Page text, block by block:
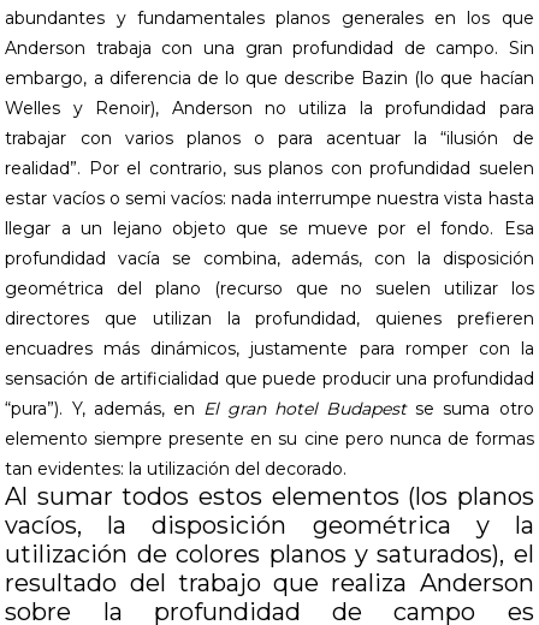
abundantes y fundamentales planos generales en los que
Anderson trabaja con una gran profundidad de campo. Sin
embargo, a diferencia de lo que describe Bazin (lo que hacían
Welles y Renoir), Anderson no utiliza la profundidad para
trabajar con varios planos o para acentuar la “ilusión de
realidad”. Por el contrario, sus planos con profundidad suelen
estar vacíos o semi vacíos: nada interrumpe nuestra vista hasta
llegar a un lejano objeto que se mueve por el fondo. Esa
profundidad vacía se combina, además, con la disposición
geométrica del plano (recurso que no suelen utilizar los
directores que utilizan la profundidad, quienes prefieren
encuadres más dinámicos, justamente para romper con la
sensación de artificialidad que puede producir una profundidad
“pura”). Y, además, en El gran hotel Budapestse suma otro
elemento siempre presente en su cine pero nunca de formas
tan evidentes: la utilización del decorado.
Al sumar todos estos elementos (los planos
vacíos, la disposición geométrica y la
utilización de colores planos y saturados), el
resultado del trabajo que realiza Anderson
sobre la profundidad de campo es